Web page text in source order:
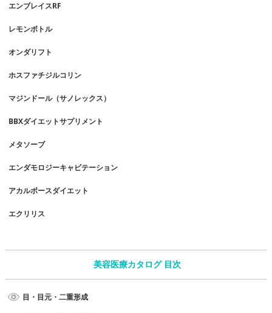
エンブレイスRF
レモンボトル
オンダリフト
ホスファチジルコリン
マジンドール（サノレックス）
BBXダイエットサプリメント
メタソーブ
エンダモロジーキャビテーション
アカルボースダイエット
エクリリス
美容医療カタログ 目次
目・目元・二重形成